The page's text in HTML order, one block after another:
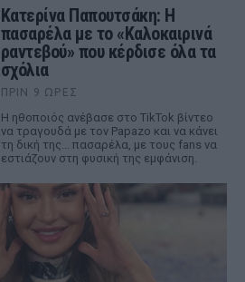
Κατερίνα Παπουτσάκη: Η
πασαρέλα με το «Καλοκαιρινά
ραντεβού» που κέρδισε όλα τα
σχόλια
ΠΡΙΝ 9 ΏΡΕΣ
Η ηθοποιός ανέβασε στο TikTok βίντεο
να τραγουδά με τον Papazo και να κάνει
τη δική της... πασαρέλα, με τους fans να
εστιάζουν στη φυσική της εμφάνιση.